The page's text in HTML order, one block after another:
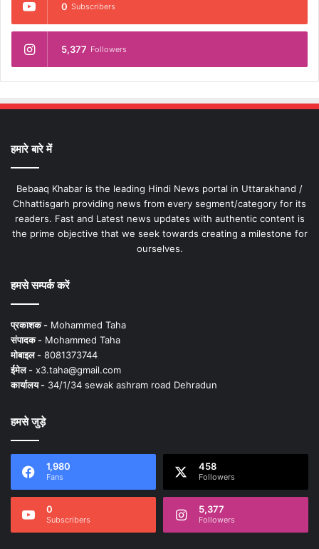
0 Subscribers
5,377 Followers
हमारे बारे में
Bebaaq Khabar is the leading Hindi News portal in Uttarakhand /
Chhattisgarh providing news from every segment/category for its
readers. Fast and Latest news updates with authentic content is
the prime objective that we seek towards creating a milestone for
ourselves.
हमसे सम्पर्क करें
प्रकाशक - Mohammed Taha
संपादक - Mohammed Taha
मोबाइल - 8081373744
ईमेल - x3.taha@gmail.com
कार्यालय - 34/1/34 sewak ashram road Dehradun
हमसे जुड़े
1,980
Fans
458
Followers
0
Subscribers
5,377
Followers